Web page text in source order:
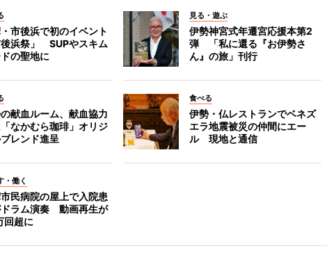
市後浜で初のイベント
後浜祭」 SUPやスキム
の聖地に
見る・遊ぶ
伊勢神宮式年遷宮応援本第2
弾 「私に還る『お伊勢さ
ん』の旅」刊行
献血ルーム、献血協力
なかむら珈琲」オリジ
レンド進呈
食べる
伊勢・仏レストランでベネズ
エラ地震被災の仲間にエー
ル 現地と通信
・働く
民病院の屋上で入院患
ラム演奏 動画再生が
回超に